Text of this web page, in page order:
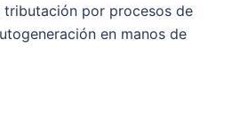
tributación por procesos de
en manos de